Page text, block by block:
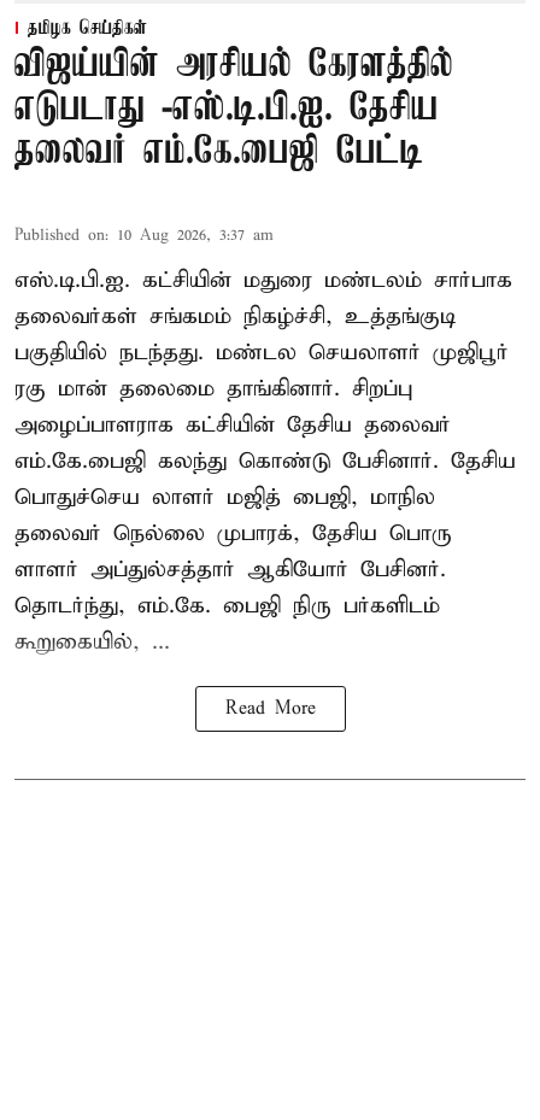
தமிழக செய்திகள்
விஜய்யின் அரசியல் கேரளத்தில்
எடுபடாது -எஸ்.டி.பி.ஐ. தேசிய
தலைவர் எம்.கே.பைஜி பேட்டி
Published on: 10 Aug 2026, 3:37 am
எஸ்.டி.பி.ஐ. கட்சியின் மதுரை மண்டலம் சார்பாக
தலைவர்கள் சங்கமம் நிகழ்ச்சி, உத்தங்குடி
பகுதியில் நடந்தது. மண்டல செயலாளர் முஜிபூர்
ரகு மான் தலைமை தாங்கினார். சிறப்பு
அழைப்பாளராக கட்சியின் தேசிய தலைவர்
எம்.கே.பைஜி கலந்து கொண்டு பேசினார். தேசிய
பொதுச்செய லாளர் மஜித் பைஜி, மாநில
தலைவர் நெல்லை முபாரக், தேசிய பொரு
ளாளர் அப்துல்சத்தார் ஆகியோர் பேசினர்.
தொடர்ந்து, எம்.கே. பைஜி நிரு பர்களிடம்
கூறுகையில், ...
Read More